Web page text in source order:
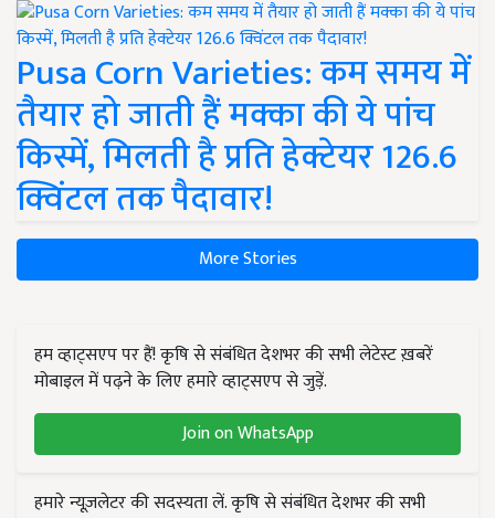
Pusa Corn Varieties: कम समय में
तैयार हो जाती हैं मक्का की ये पांच
किस्में, मिलती है प्रति हेक्टेयर 126.6
क्विंटल तक पैदावार!
More Stories
हम व्हाट्सएप पर हैं! कृषि से संबंधित देशभर की सभी लेटेस्ट ख़बरें
मोबाइल में पढ़ने के लिए हमारे व्हाट्सएप से जुड़ें.
Join on WhatsApp
हमारे न्यूज़लेटर की सदस्यता लें. कृषि से संबंधित देशभर की सभी